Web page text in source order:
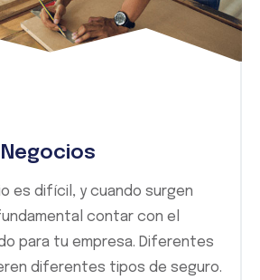
es difícil, y cuando surgen
contar con el
para tu empresa. Diferentes
diferentes tipos de seguro.